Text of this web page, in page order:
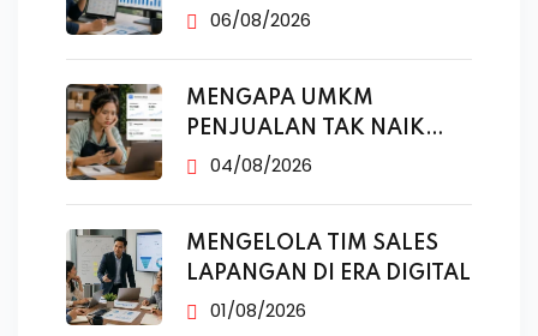
Marketing
06/08/2026
MENGAPA UMKM
PENJUALAN TAK NAIK
MESKI SUDAH
04/08/2026
MENGELOLA TIM SALES
LAPANGAN DI ERA DIGITAL
01/08/2026